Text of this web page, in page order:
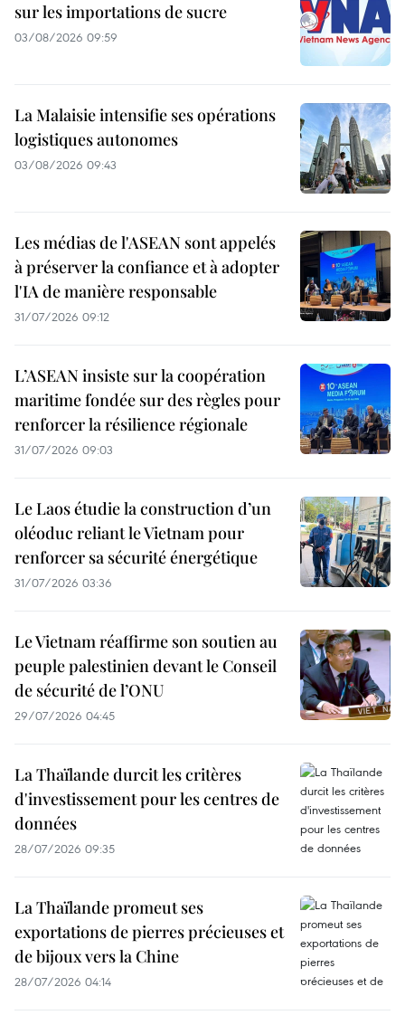
sur les importations de sucre
03/08/2026 09:59
La Malaisie intensifie ses opérations
logistiques autonomes
03/08/2026 09:43
Les médias de l'ASEAN sont appelés
à préserver la confiance et à adopter
l'IA de manière responsable
31/07/2026 09:12
L’ASEAN insiste sur la coopération
maritime fondée sur des règles pour
renforcer la résilience régionale
31/07/2026 09:03
Le Laos étudie la construction d’un
oléoduc reliant le Vietnam pour
renforcer sa sécurité énergétique
31/07/2026 03:36
Le Vietnam réaffirme son soutien au
peuple palestinien devant le Conseil
de sécurité de l’ONU
29/07/2026 04:45
La Thaïlande durcit les critères
d'investissement pour les centres de
données
28/07/2026 09:35
La Thaïlande promeut ses
exportations de pierres précieuses et
de bijoux vers la Chine
28/07/2026 04:14